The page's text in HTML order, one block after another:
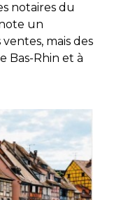
notaires du
un
mais des
Bas-Rhin et à